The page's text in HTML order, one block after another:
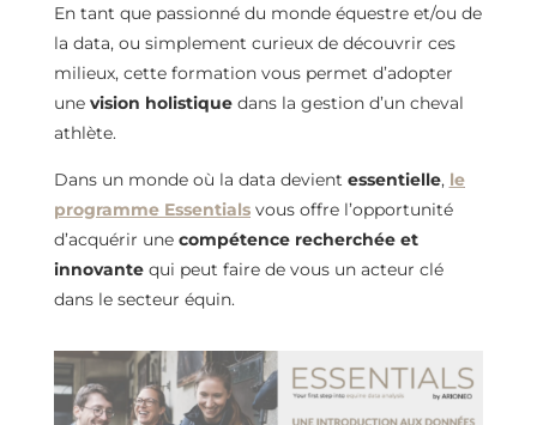
En tant que passionné du monde équestre et/ou de
la data, ou simplement curieux de découvrir ces
milieux, cette formation vous permet d’adopter
une vision holistiquedans la gestion d’un cheval
athlète.
Dans un monde où la data devient essentielle, le
programme Essentialsvous offre l’opportunité
d’acquérir une compétence recherchée et
innovantequi peut faire de vous un acteur clé
dans le secteur équin.